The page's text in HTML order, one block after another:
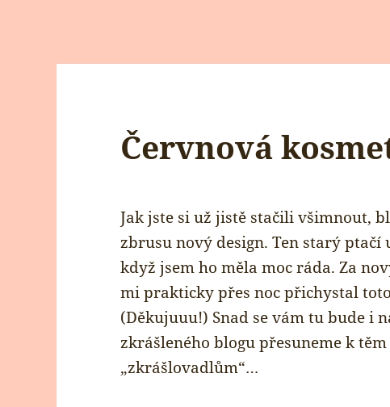
Červnová
Jak jste si už jistě stačili všimnout,
zbrusu nový design. Ten starý
když jsem ho měla moc ráda. Za
mi prakticky přes noc přichystal
(Děkujuuu!) Snad se vám tu bude i
zkrášleného blogu přesuneme k
„zkrášlovadlům“…